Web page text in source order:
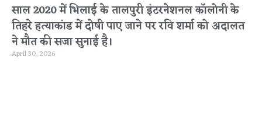
साल 2020 में भिलाई के तालपुरी इंटरनेशनल कॉलोनी के
तिहरे हत्याकांड में दोषी पाए जाने पर रवि शर्मा को अदालत
ने मौत की सजा सुनाई है।
April 30, 2026